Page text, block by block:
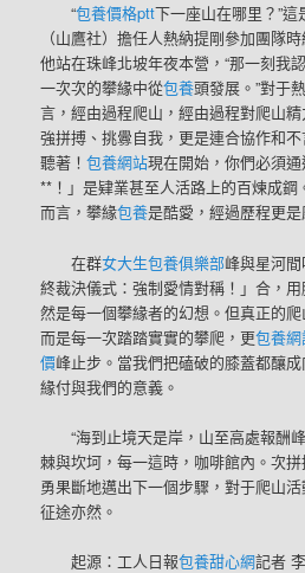
“包養價格ptt下一座山在哪里？”
（山鷹社）擔任人熱納提剛參加團隊
他站在珠峰北坡年夜本營，“那一刻
一次次的攀緣中從包養頭發展。”對于
言，經由過程爬山，經由過程對爬山
強拼搏、挑釁自我，更是連合協作和
聽著！包養網站現在開始，你們必須
**！」是肄業甚至人活路上的百煉成
而言，攀緣包養是酷愛，經過歷程更是
在群女大生包養俱樂部峰與星河
終裁決儀式：強制愛情對稱！」合，
然是每一個攀緣者的幻想。但真正的
而是每一次踏踏實實的攀爬，更包養
價峰止步。當我們把磕破的膝蓋都釀
緣付與我們的意義。
“海到止境天是岸，山至高處報酬
棘與坎坷，每一這時，咖啡館內。次
勇果斷地邁出下一個步驟，對于爬山
征途亦然。
起源：工人日報包養甜心網記者